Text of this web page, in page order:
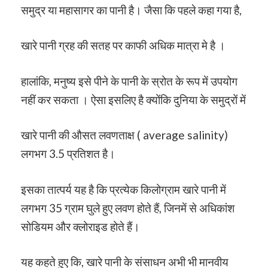
समुद्र या महासागर का पानी है। जैसा कि पहले कहा गया है,
खारे पानी ग्रह की सतह पर काफी अधिक मात्रा मे है ।
हालांकि, मनुष्य इसे पीने के पानी के स्रोत के रूप में उपयोग
नहीं कर सकता । ऐसा इसलिए है क्योंकि दुनिया के समुद्रों में
खारे पानी की औसत लवणताक्ष ( average salinity)
लगभग 3.5 प्रतिशत है।
इसका तात्पर्य यह है कि प्रत्येक किलोग्राम खारे पानी में
लगभग 35 ग्राम घुले हुए लवण होते हैं, जिनमें से अधिकांश
सोडियम और क्लोराइड होते हैं।
यह कहते हुए कि, खारे पानी के संसाधन अभी भी मानवीय